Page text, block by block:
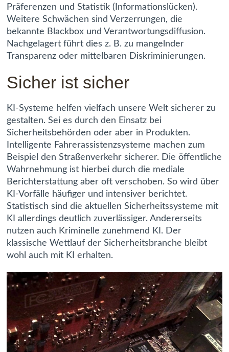
Präferenzen und Statistik (Informationslücken).
Weitere Schwächen sind Verzerrungen, die
bekannte Blackbox und Verantwortungsdiffusion.
Nachgelagert führt dies z. B. zu mangelnder
Transparenz oder mittelbaren Diskriminierungen.
Sicher ist sicher
KI-Systeme helfen vielfach unsere Welt sicherer zu
gestalten. Sei es durch den Einsatz bei
Sicherheitsbehörden oder aber in Produkten.
Intelligente Fahrerassistenzsysteme machen zum
Beispiel den Straßenverkehr sicherer. Die öffentliche
Wahrnehmung ist hierbei durch die mediale
Berichterstattung aber oft verschoben. So wird über
KI-Vorfälle häufiger und intensiver berichtet.
Statistisch sind die aktuellen Sicherheitssysteme mit
KI allerdings deutlich zuverlässiger. Andererseits
nutzen auch Kriminelle zunehmend KI. Der
klassische Wettlauf der Sicherheitsbranche bleibt
wohl auch mit KI erhalten.